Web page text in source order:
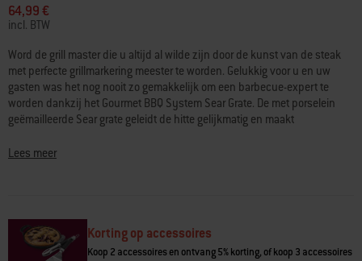
5
sterren,
gemiddelde
scorewaarde.
Read
249
Reviews.
Dezelfde
paginalink.
64,99 €
incl. BTW
Word de grill master die u altijd al wilde zijn door de kunst van de steak
met perfecte grillmarkering meester te worden. Gelukkig voor u en uw
gasten was het nog nooit zo gemakkelijk om een barbecue-expert te
worden dankzij het Gourmet BBQ System Sear Grate. De met porselein
geëmailleerde Sear grate geleidt de hitte gelijkmatig en maakt
bewaard blijven. Uw gasten zullen meteen onder de indruk zijn, tot en
Lees meer
Korting op accessoires
Koop 2 accessoires en ontvang 5% korting, of koop 3 accessoires